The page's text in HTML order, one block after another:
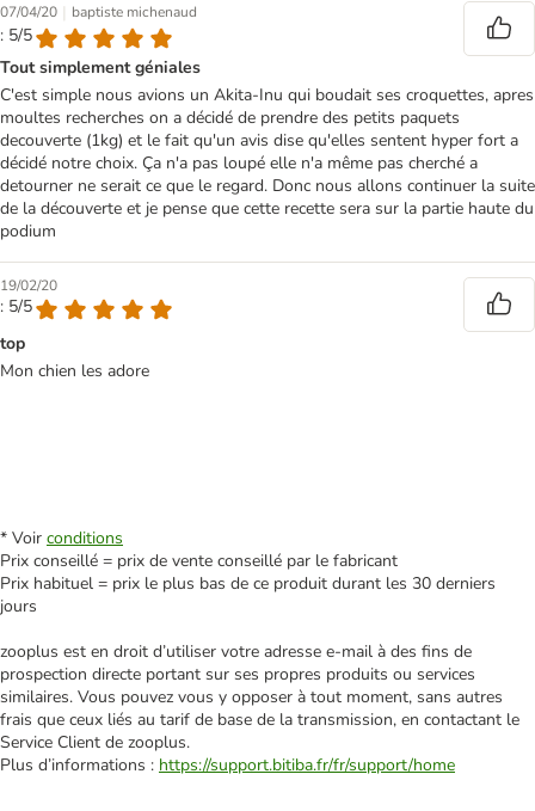
07/04/20 | baptiste michenaud
: 5/5
Tout simplement géniales
C'est simple nous avions un Akita-Inu qui boudait ses croquettes, apres
moultes recherches on a décidé de prendre des petits paquets
decouverte (1kg) et le fait qu'un avis dise qu'elles sentent hyper fort a
décidé notre choix. Ça n'a pas loupé elle n'a même pas cherché a
detourner ne serait ce que le regard. Donc nous allons continuer la suite
de la découverte et je pense que cette recette sera sur la partie haute du
podium
19/02/20
: 5/5
top
Mon chien les adore
* Voir conditions
Prix conseillé = prix de vente conseillé par le fabricant
Prix habituel = prix le plus bas de ce produit durant les 30 derniers
jours
zooplus est en droit d’utiliser votre adresse e‑mail à des fins de
prospection directe portant sur ses propres produits ou services
similaires. Vous pouvez vous y opposer à tout moment, sans autres
frais que ceux liés au tarif de base de la transmission, en contactant le
Service Client de zooplus.
Plus d’informations : https://support.bitiba.fr/fr/support/home